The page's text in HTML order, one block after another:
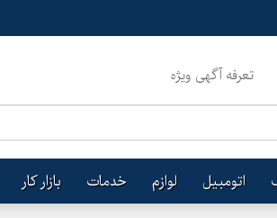
تعرفه آگهی ویژه
اتومبیل لوازم خدمات بازار کار